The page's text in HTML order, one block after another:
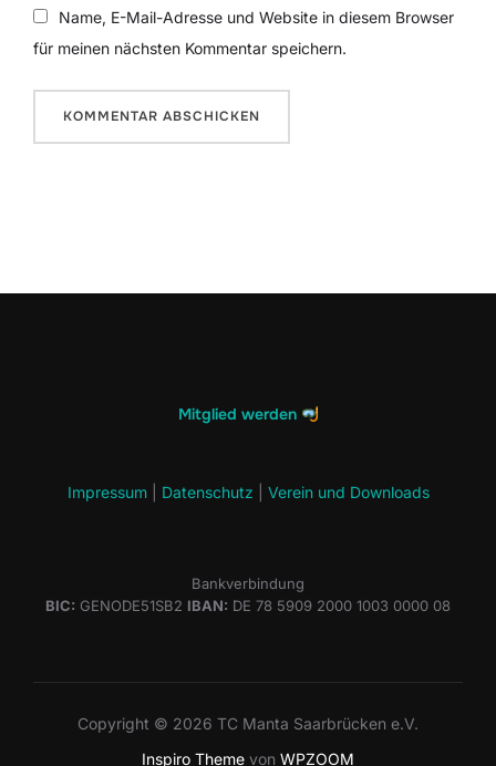
Name, E-Mail-Adresse und Website in diesem Browser
für meinen nächsten Kommentar speichern.
Mitglied werden
Impressum| Datenschutz Verein und Downloads
Bankverbindung
BIC: GENODE51SB2 IBAN: DE 78 5909 2000 1003 0000 08
Copyright © 2026 TC Manta Saarbrücken e.V.
Inspiro Theme von WPZOOM